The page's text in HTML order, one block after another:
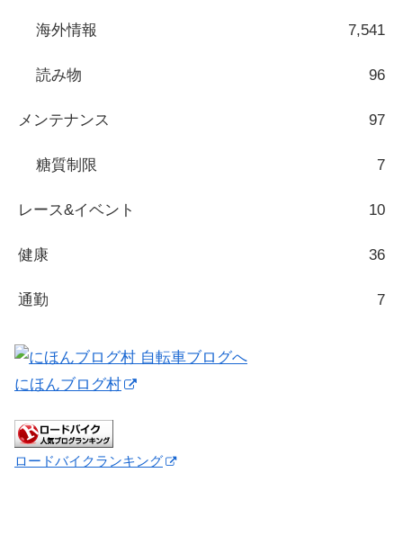
海外情報 7,541
読み物 96
メンテナンス 97
糖質制限 7
レース&イベント 10
健康 36
通勤 7
にほんブログ村
ロードバイクランキング